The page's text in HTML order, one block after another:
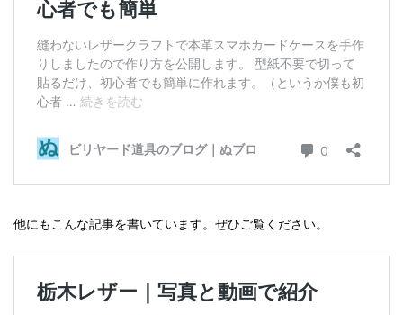
他にもこんな記事を書いています。ぜひご覧ください。